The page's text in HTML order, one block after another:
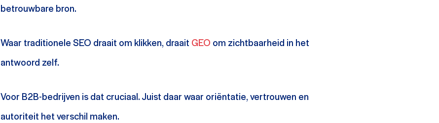
betrouwbare bron.
Waar traditionele SEO draait om klikken, draait GEO om zichtbaarheid in het
antwoord zelf.
Voor B2B-bedrijven is dat cruciaal. Juist daar waar oriëntatie, vertrouwen en
autoriteit het verschil maken.